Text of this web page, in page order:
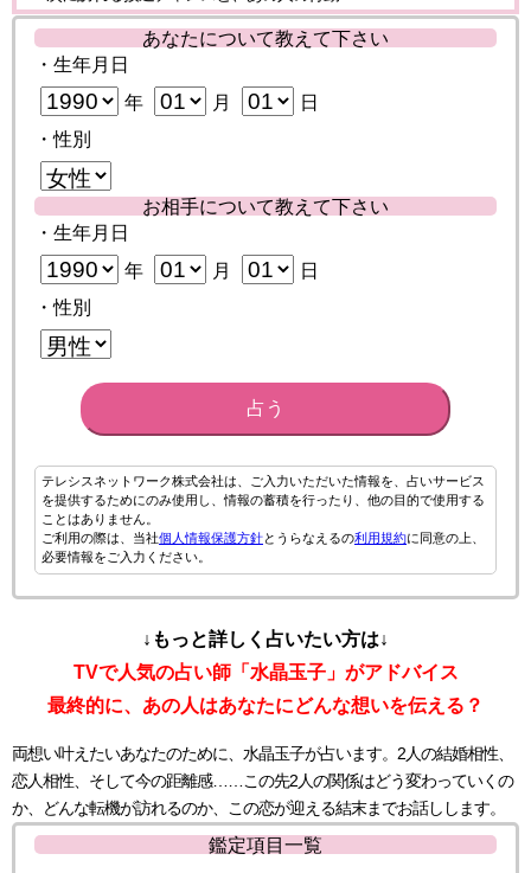
あなたについて教えて下さい
・生年月日
年 月
日
・性別
お相手について教えて下さい
・生年月日
年 月
日
・性別
占う
テレシスネットワーク株式会社は、ご入力いただいた情報を、占いサービス
を提供するためにのみ使用し、情報の蓄積を行ったり、他の目的で使用する
ことはありません。
ご利用の際は、当社個人情報保護方針とうらなえるの利用規約に同意の上、
必要情報をご入力ください。
↓もっと詳しく占いたい方は↓
TVで人気の占い師「水晶玉子」がアドバイス
最終的に、あの人はあなたにどんな想いを伝える？
両想い叶えたいあなたのために、水晶玉子が占います。2人の結婚相性、
恋人相性、そして今の距離感……この先2人の関係はどう変わっていくの
か、どんな転機が訪れるのか、この恋が迎える結末までお話しします。
鑑定項目一覧